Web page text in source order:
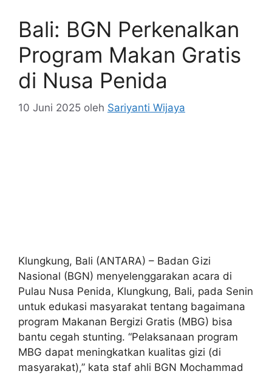
Bali: BGN Perkenalkan
Program Makan Gratis
di Nusa Penida
10 Juni 2025 oleh Sariyanti Wijaya
Klungkung, Bali (ANTARA) – Badan Gizi
Nasional (BGN) menyelenggarakan acara di
Pulau Nusa Penida, Klungkung, Bali, pada Senin
untuk edukasi masyarakat tentang bagaimana
program Makanan Bergizi Gratis (MBG) bisa
bantu cegah stunting. “Pelaksanaan program
MBG dapat meningkatkan kualitas gizi (di
masyarakat),” kata staf ahli BGN Mochammad